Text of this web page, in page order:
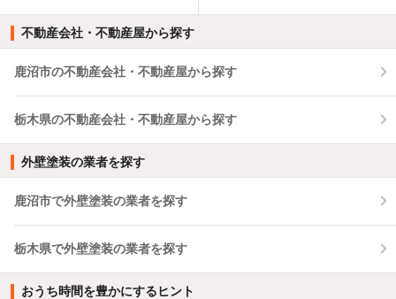
不動産会社・不動産屋から探す
鹿沼市の不動産会社・不動産屋から探す
栃木県の不動産会社・不動産屋から探す
外壁塗装の業者を探す
鹿沼市で外壁塗装の業者を探す
栃木県で外壁塗装の業者を探す
おうち時間を豊かにするヒント